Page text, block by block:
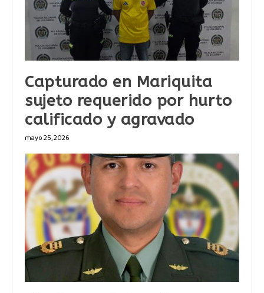
Capturado en Mariquita
sujeto requerido por hurto
calificado y agravado
mayo 25, 2026